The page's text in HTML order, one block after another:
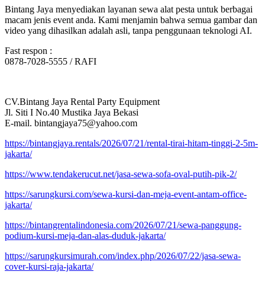
Bintang Jaya menyediakan layanan sewa alat pesta untuk berbagai
macam jenis event anda. Kami menjamin bahwa semua gambar dan
video yang dihasilkan adalah asli, tanpa penggunaan teknologi AI.
Fast respon :
0878-7028-5555 / RAFI
CV.Bintang Jaya Rental Party Equipment
Jl. Siti I No.40 Mustika Jaya Bekasi
E-mail. bintangjaya75@yahoo.com
https://bintangjaya.rentals/2026/07/21/rental-tirai-hitam-tinggi-2-5m-
jakarta/
https://www.tendakerucut.net/jasa-sewa-sofa-oval-putih-pik-2/
https://sarungkursi.com/sewa-kursi-dan-meja-event-antam-office-
jakarta/
https://bintangrentalindonesia.com/2026/07/21/sewa-panggung-
podium-kursi-meja-dan-alas-duduk-jakarta/
https://sarungkursimurah.com/index.php/2026/07/22/jasa-sewa-
cover-kursi-raja-jakarta/